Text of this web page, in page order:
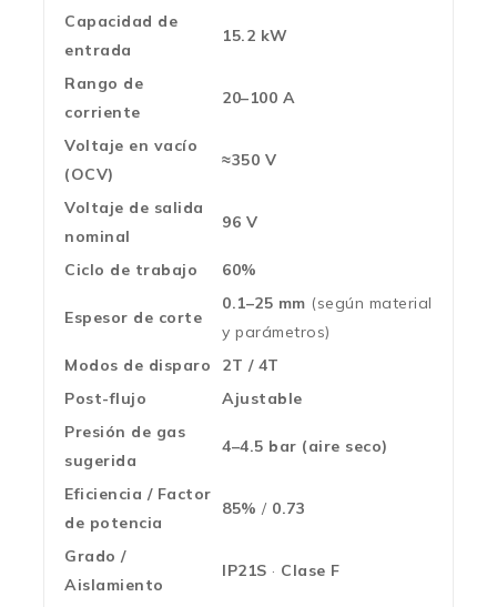
Capacidad de
entrada
15.2 kW
Rango de
corriente
20–100 A
Voltaje en vacío
(OCV)
≈350 V
Voltaje de salida
nominal
96 V
Ciclo de trabajo 60%
Espesor de corte
0.1–25 mm (según material
y parámetros)
Modos de disparo
2T / 4T
Post-flujo
Ajustable
Presión de gas
sugerida
4–4.5 bar (aire seco)
Eficiencia / Factor
de potencia
85% / 0.73
Grado /
Aislamiento
IP21S · Clase F